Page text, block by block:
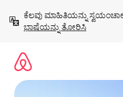
ಹೋಗಿ
ಕೆಲವು ಮಾಹಿತಿಯನ್ನು
ಭಾಷೆಯನ್ನು ತೋರಿಸಿ